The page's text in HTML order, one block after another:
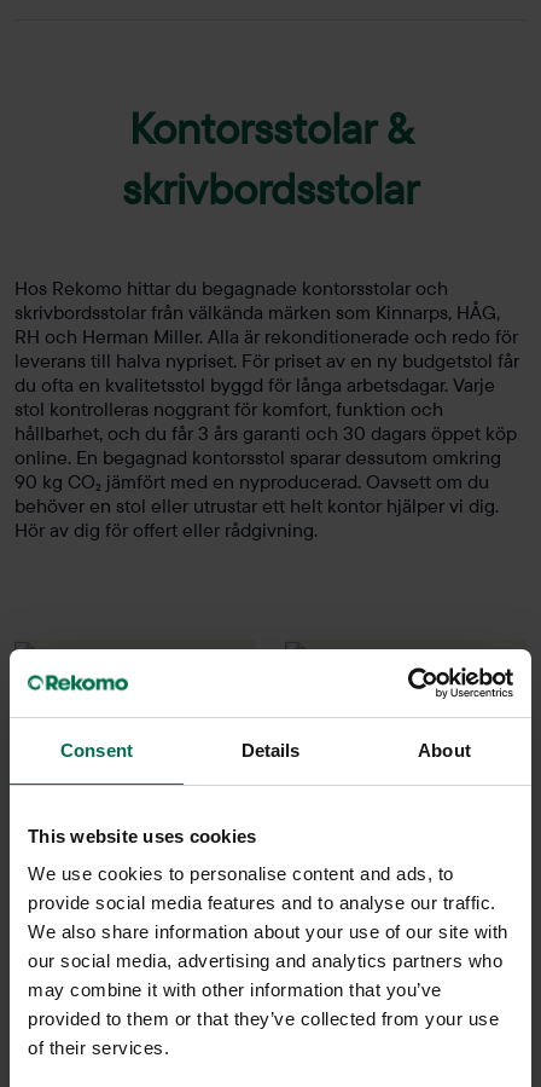
Consent Details About
This website uses cookies
We use cookies to personalise content and ads, to
provide social media features and to analyse our traffic.
We also share information about your use of our site with
our social media, advertising and analytics partners who
may combine it with other information that you’ve
provided to them or that they’ve collected from your use
of their services.
Kontorsstolar &
skrivbordsstolar
Hos Rekomo hittar du begagnade kontorsstolar och
skrivbordsstolar från välkända märken som Kinnarps, HÅG,
RH och Herman Miller. Alla är rekonditionerade och redo för
leverans till halva nypriset. För priset av en ny budgetstol får
du ofta en kvalitetsstol byggd för långa arbetsdagar. Varje
stol kontrolleras noggrant för komfort, funktion och
hållbarhet, och du får 3 års garanti och 30 dagars öppet köp
online. En begagnad kontorsstol sparar dessutom omkring
90 kg CO₂ jämfört med en nyproducerad. Oavsett om du
behöver en stol eller utrustar ett helt kontor hjälper vi dig.
Hör av dig för offert eller rådgivning.
Herman Miller
Begagnad
Kontorsstol SAYL
4550 kr
Hyr från 123kr/mån
Herman Miller
Begagnad
Kontorsstol Aeron B
8495 kr